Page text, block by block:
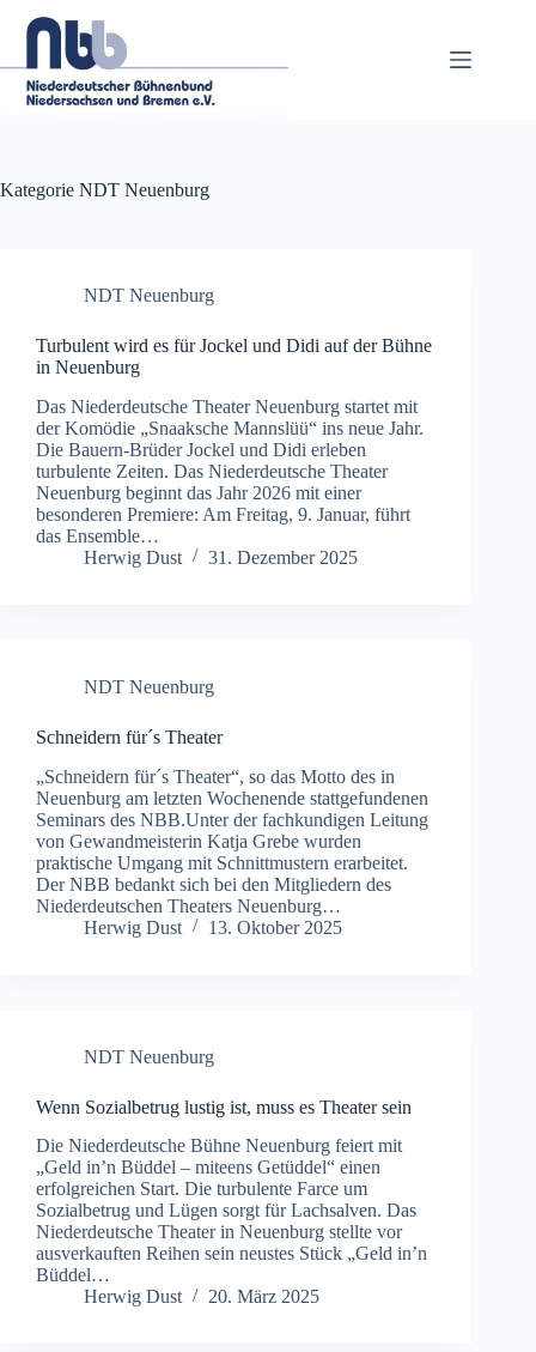
Inhalt
Kategorie NDT Neuenburg
NDT Neuenburg
Turbulent wird es für Jockel und Didi auf der Bühne
in Neuenburg
Das Niederdeutsche Theater Neuenburg startet mit
der Komödie „Snaaksche Mannslüü“ ins neue Jahr.
Die Bauern-Brüder Jockel und Didi erleben
turbulente Zeiten. Das Niederdeutsche Theater
Neuenburg beginnt das Jahr 2026 mit einer
besonderen Premiere: Am Freitag, 9. Januar, führt
das Ensemble…
Herwig Dust
31. Dezember 2025
NDT Neuenburg
Schneidern für´s Theater
„Schneidern für´s Theater“, so das Motto des in
Neuenburg am letzten Wochenende stattgefundenen
Seminars des NBB.Unter der fachkundigen Leitung
von Gewandmeisterin Katja Grebe wurden
praktische Umgang mit Schnittmustern erarbeitet.
Der NBB bedankt sich bei den Mitgliedern des
Niederdeutschen Theaters Neuenburg…
Herwig Dust
13. Oktober 2025
NDT Neuenburg
Wenn Sozialbetrug lustig ist, muss es Theater sein
Die Niederdeutsche Bühne Neuenburg feiert mit
„Geld in’n Büddel – miteens Getüddel“ einen
erfolgreichen Start. Die turbulente Farce um
Sozialbetrug und Lügen sorgt für Lachsalven. Das
Niederdeutsche Theater in Neuenburg stellte vor
ausverkauften Reihen sein neustes Stück „Geld in’n
Büddel…
Herwig Dust
20. März 2025